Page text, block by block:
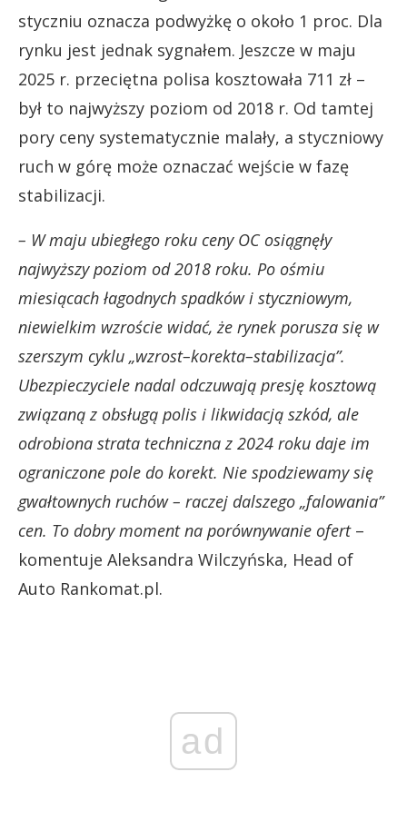
styczniu oznacza podwyżkę o około 1 proc. Dla
rynku jest jednak sygnałem. Jeszcze w maju
2025 r. przeciętna polisa kosztowała 711 zł –
był to najwyższy poziom od 2018 r. Od tamtej
pory ceny systematycznie malały, a styczniowy
ruch w górę może oznaczać wejście w fazę
stabilizacji.
– W maju ubiegłego roku ceny OC osiągnęły
najwyższy poziom od 2018 roku. Po ośmiu
miesiącach łagodnych spadków i styczniowym,
niewielkim wzroście widać, że rynek porusza się w
szerszym cyklu „wzrost–korekta–stabilizacja”.
Ubezpieczyciele nadal odczuwają presję kosztową
związaną z obsługą polis i likwidacją szkód, ale
odrobiona strata techniczna z 2024 roku daje im
ograniczone pole do korekt. Nie spodziewamy się
gwałtownych ruchów – raczej dalszego „falowania”
cen. To dobry moment na porównywanie ofert–
komentuje Aleksandra Wilczyńska, Head of
Auto Rankomat.pl.
ad